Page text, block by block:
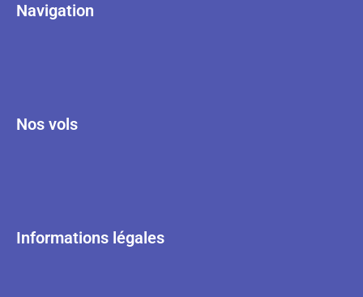
Navigation
Nos vols
Informations légales